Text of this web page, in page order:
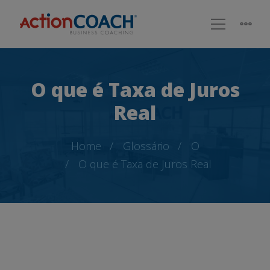
O que é Taxa de Juros
Real
Home Glossário
O
O que é Taxa de Juros Real